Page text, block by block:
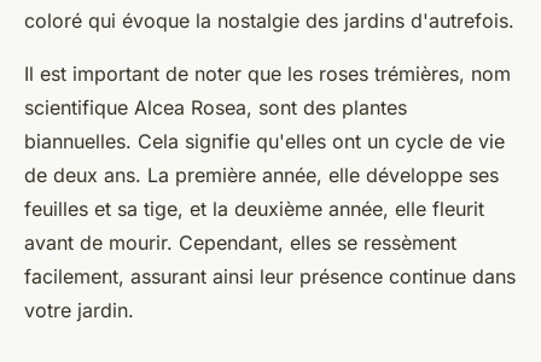
coloré qui évoque la nostalgie des jardins d'autrefois.
Il est important de noter que les roses trémières, nom
scientifique Alcea Rosea, sont des plantes
biannuelles. Cela signifie qu'elles ont un cycle de vie
de deux ans. La première année, elle développe ses
feuilles et sa tige, et la deuxième année, elle fleurit
avant de mourir. Cependant, elles se ressèment
facilement, assurant ainsi leur présence continue dans
votre jardin.